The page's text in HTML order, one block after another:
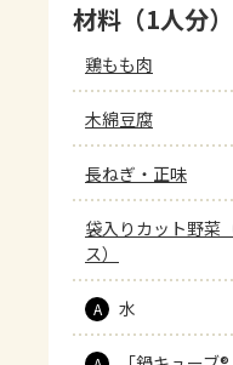
材料（1人分）
鶏もも肉
木綿豆腐
長ねぎ・正味
袋入りカット野菜
ス）
A 水